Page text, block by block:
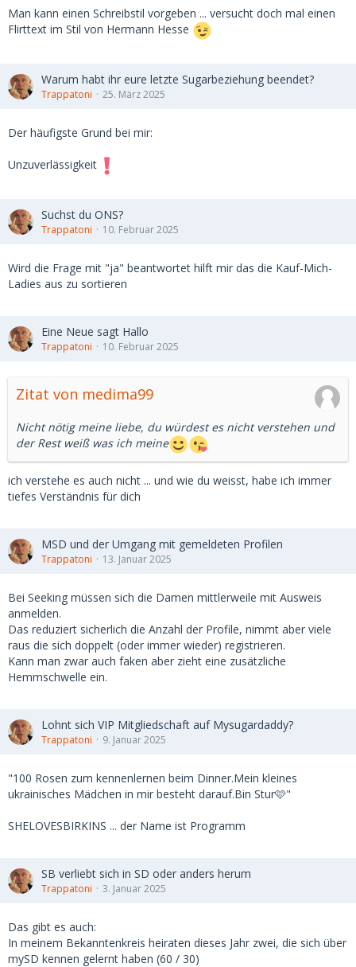
Man kann einen Schreibstil vorgeben ... versucht doch mal einen
Flirttext im Stil von Hermann Hesse
Warum habt ihr eure letzte Sugarbeziehung beendet?
Trappatoni 25. März 2025
Der häufigste Grund bei mir:
Unzuverlässigkeit
Suchst du ONS?
Trappatoni 10. Februar 2025
Wird die Frage mit "ja" beantwortet hilft mir das die Kauf-Mich-
Ladies aus zu sortieren
Eine Neue sagt Hallo
Trappatoni 10. Februar 2025
Zitat von medima99
Nicht nötig meine liebe, du würdest es nicht verstehen und
der Rest weiß was ich meine
ich verstehe es auch nicht ... und wie du weisst, habe ich immer
tiefes Verständnis für dich
MSD und der Umgang mit gemeldeten Profilen
Trappatoni 13. Januar 2025
Bei Seeking müssen sich die Damen mittlerweile mit Ausweis
anmelden.
Das reduziert sicherlich die Anzahl der Profile, nimmt aber viele
raus die sich doppelt (oder immer wieder) registrieren.
Kann man zwar auch faken aber zieht eine zusätzliche
Hemmschwelle ein.
Lohnt sich VIP Mitgliedschaft auf Mysugardaddy?
Trappatoni 9. Januar 2025
"100 Rosen zum kennenlernen beim Dinner.Mein kleines
ukrainisches Mädchen in mir besteht darauf.Bin Stur🩷"
SHELOVESBIRKINS ... der Name ist Programm
SB verliebt sich in SD oder anders herum
Trappatoni 3. Januar 2025
Das gibt es auch:
In meinem Bekanntenkreis heiraten dieses Jahr zwei, die sich über
mySD kennen gelernt haben (60 / 30)